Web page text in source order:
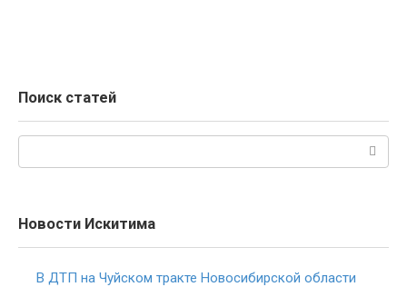
Поиск статей
Новости Искитима
В ДТП на Чуйском тракте Новосибирской области